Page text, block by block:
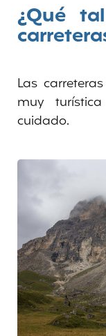
¿Qué
Las
muy
cuidado.